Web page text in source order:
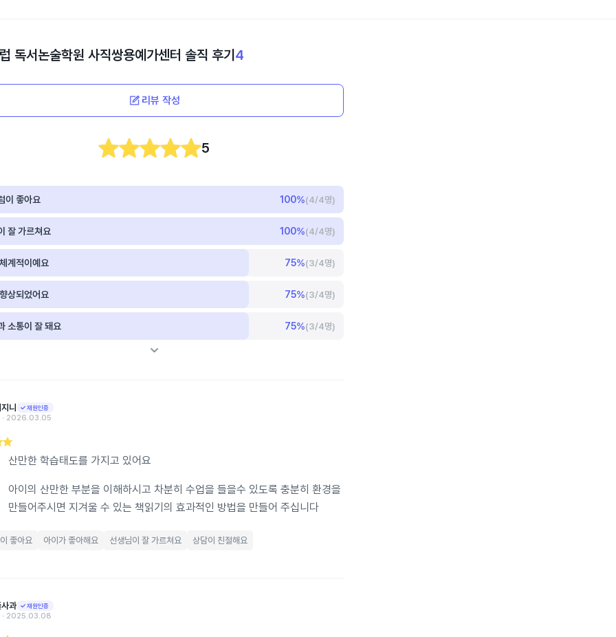
독서논술학원 사직쌍용예가센터 솔직 후기 4
리뷰 작성
5
이 좋아요 100%(4/4명)
잘 가르쳐요 100%(4/4명)
계적이예요 75%(3/4명)
상되었어요 75%(3/4명)
소통이 잘 돼요 75%(3/4명)
니 재원인증
‧ 2026.03.05
산만한 학습태도를 가지고 있어요
아이의 산만한 부분을 이해하시고 차분히 수업을 들을수 있도록 충분히 환경을
만들어주시면 지겨울 수 있는 책읽기의 효과적인 방법을 만들어 주십니다
좋아요 아이가 좋아해요 선생님이 잘 가르쳐요 상담이 친절해요
과 재원인증
‧ 2025.03.08